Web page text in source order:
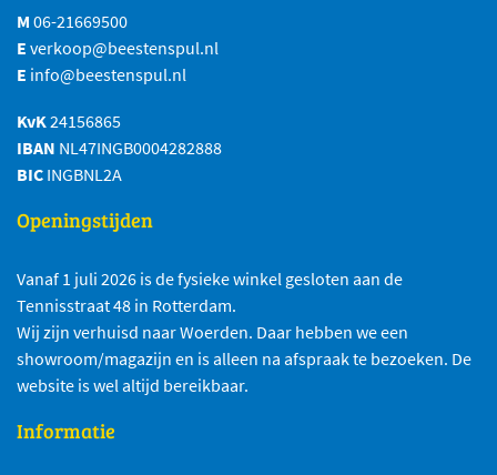
M 06-21669500
E verkoop@beestenspul.nl
E info@beestenspul.nl
KvK 24156865
IBAN NL47INGB0004282888
BIC INGBNL2A
Openingstijden
Vanaf 1 juli 2026 is de fysieke winkel gesloten aan de
Tennisstraat 48 in Rotterdam.
Wij zijn verhuisd naar Woerden. Daar hebben we een
showroom/magazijn en is alleen na afspraak te bezoeken. De
website is wel altijd bereikbaar.
Informatie